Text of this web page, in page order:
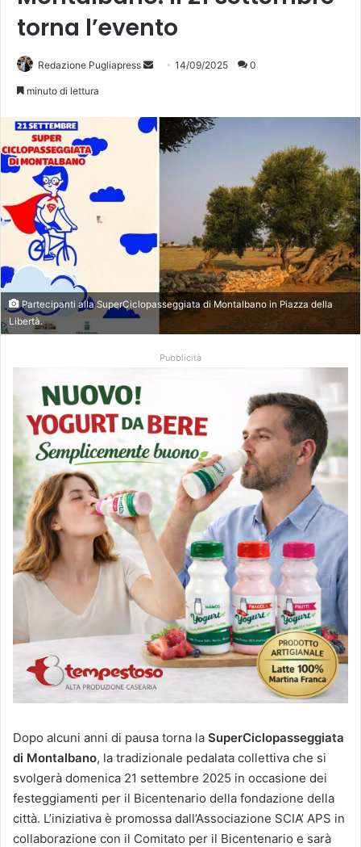
torna l’evento
Redazione Pugliapress
Invia 14/09/2025 0
minuto di lettura
Partecipanti alla SuperCiclopasseggiata di Montalbano in Piazza della
Libertà.
Pubblicità
Dopo alcuni anni di pausa torna la SuperCiclopasseggiata
di Montalbano, la tradizionale pedalata collettiva che si
svolgerà domenica 21 settembre 2025 in occasione dei
festeggiamenti per il Bicentenario della fondazione della
città. L’iniziativa è promossa dall’Associazione SCIA’ APS in
collaborazione con il Comitato per il Bicentenario e sarà